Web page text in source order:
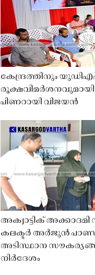
കേന്ദ്രത്തിനും
രൂക്ഷവിമർശനവുമായി
പിണറായി വിജയൻ
അക്വാട്ടിക്
കലക്ടർ അർജുൻ
അടിസ്ഥാന
നിർദേശം